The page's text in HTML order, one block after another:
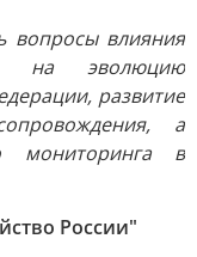
вопросы влияния
на эволюцию
развитие
а
мониторинга в
России"